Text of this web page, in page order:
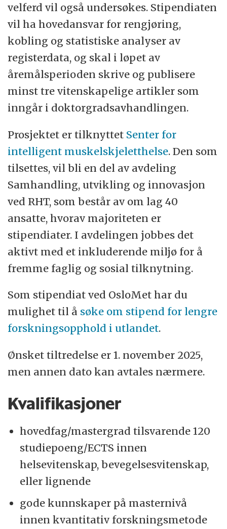
velferd vil også undersøkes. Stipendiaten
vil ha hovedansvar for rengjøring,
kobling og statistiske analyser av
registerdata, og skal i løpet av
åremålsperioden skrive og publisere
minst tre vitenskapelige artikler som
inngår i doktorgradsavhandlingen.
Prosjektet er tilknyttet Senter for
intelligent muskelskjeletthelse. Den som
tilsettes, vil bli en del av avdeling
Samhandling, utvikling og innovasjon
ved RHT, som består av om lag 40
ansatte, hvorav majoriteten er
stipendiater. I avdelingen jobbes det
aktivt med et inkluderende miljø for å
fremme faglig og sosial tilknytning.
Som stipendiat ved OsloMet har du
mulighet til å søke om stipend for lengre
forskningsopphold i utlandet.
Ønsket tiltredelse er 1. november 2025,
men annen dato kan avtales nærmere.
Kvalifikasjoner
hovedfag/mastergrad tilsvarende 120
studiepoeng/ECTS innen
helsevitenskap, bevegelsesvitenskap,
eller lignende
gode kunnskaper på masternivå
innen kvantitativ forskningsmetode